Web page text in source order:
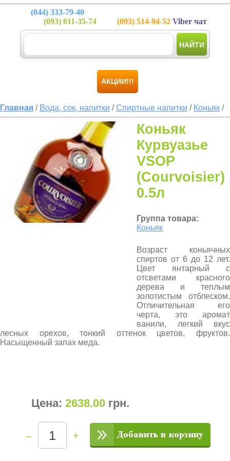
(044) 333-79-40
(093) 011-35-74 (093) 514-94-52 Viber чат
НАЙТИ
АКЦИИ!!!
Главная / Вода, сок, напитки /Спиртные напитки / Коньяк /
Коньяк
Курвуазье
VSOP
(Courvoisier)
0.5л
Группа товара:
Коньяк
Возраст коньячных
спиртов от 6 до 12 лет.
Цвет янтарный с
отсветами красного
дерева и теплым
золотистым отблеском.
Отличительная его
черта, это аромат
ванили, легкий вкус
лесных орехов, тонкий оттенок цветов, фруктов.
Насыщенный запах меда.
Цена: 2638.00 грн.
– +